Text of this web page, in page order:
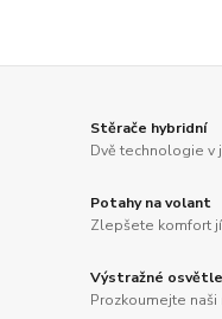
Stěrače hybridní
Dvě technologie v
Potahy na volant
Zlepšete komfort
Výstražné
Prozkoumejte naši